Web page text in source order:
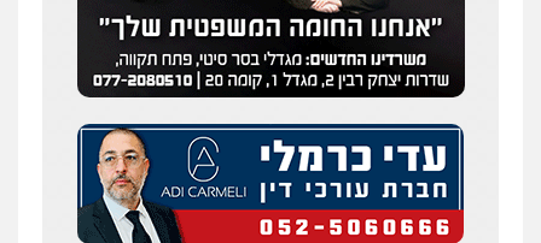
עו"ד שילה ענבר
פלילי כלכלי מיסים הלבנת הון ייעוץ לעורכי
דין
0506216097
משרד עורכי דין פארס פלאח
פלילי צבאי צווארון לבן והונאה ביטוח לאומי
0549911449